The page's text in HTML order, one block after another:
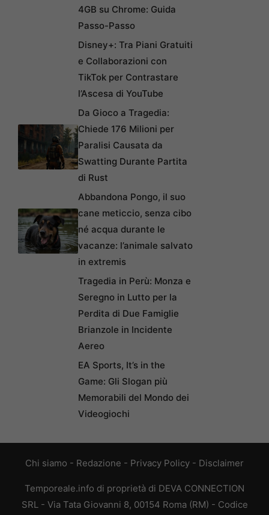
4GB su Chrome: Guida
Passo-Passo
Disney+: Tra Piani Gratuiti
e Collaborazioni con
TikTok per Contrastare
l’Ascesa di YouTube
Da Gioco a Tragedia:
Chiede 176 Milioni per
Paralisi Causata da
Swatting Durante Partita
di Rust
Abbandona Pongo, il suo
cane meticcio, senza cibo
né acqua durante le
vacanze: l’animale salvato
in extremis
Tragedia in Perù: Monza e
Seregno in Lutto per la
Perdita di Due Famiglie
Brianzole in Incidente
Aereo
EA Sports, It’s in the
Game: Gli Slogan più
Memorabili del Mondo dei
Videogiochi
Chi siamo - Redazione - Privacy Policy - Disclaimer
Temporeale.info di proprietà di DEVA CONNECTION
SRL - Via Tata Giovanni 8, 00154 Roma (RM) - Codice